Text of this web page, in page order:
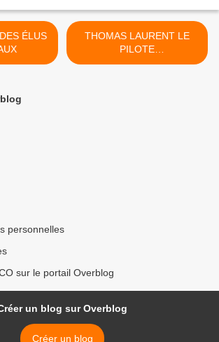
THOMAS LAURENT LE
PILOTE
CASTELOLONNAIS
personnelles
sur le portail Overblog
un blog sur Overblog
Créer un blog